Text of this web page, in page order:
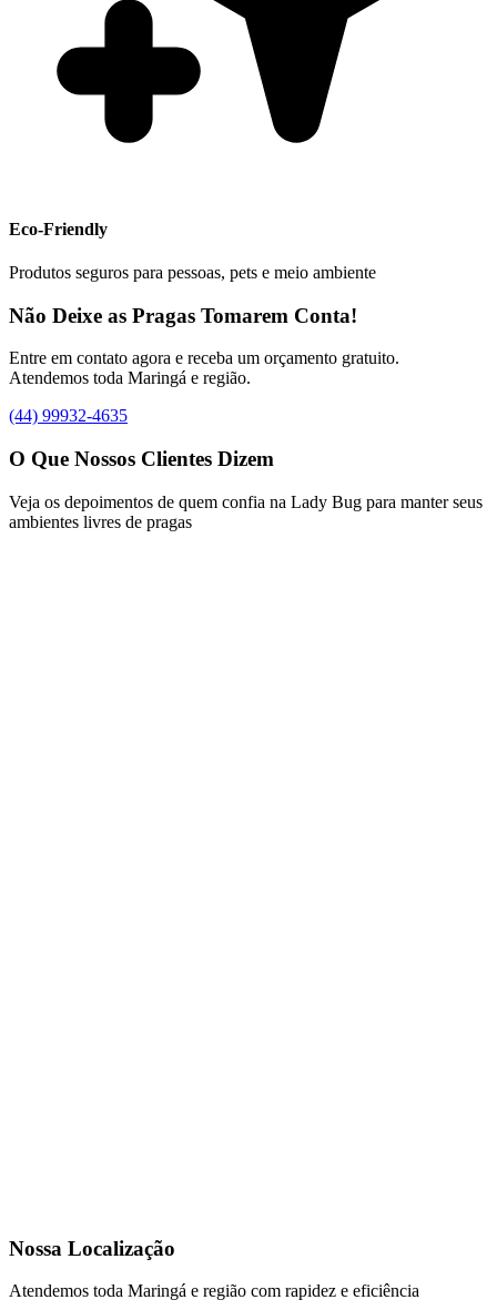
Eco-Friendly
Produtos seguros para pessoas, pets e meio ambiente
Não Deixe as Pragas Tomarem Conta!
Entre em contato agora e receba um orçamento gratuito.
Atendemos toda Maringá e região.
(44) 99932-4635
O Que Nossos Clientes Dizem
Veja os depoimentos de quem confia na Lady Bug para manter seus
ambientes livres de pragas
Nossa Localização
Atendemos toda Maringá e região com rapidez e eficiência